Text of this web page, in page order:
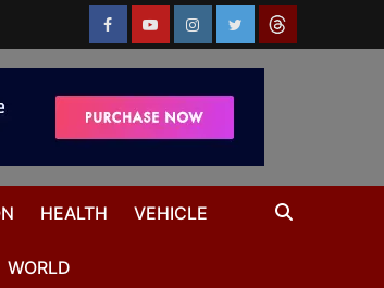
HEALTH VEHICLE
WORLD